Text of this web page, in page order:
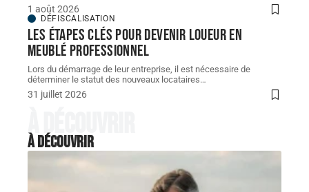
1 août 2026
DÉFISCALISATION
Les étapes clés pour devenir loueur en
meublé professionnel
Lors du démarrage de leur entreprise, il est nécessaire de
déterminer le statut des nouveaux locataires…
31 juillet 2026
À découvrir
À découvrir